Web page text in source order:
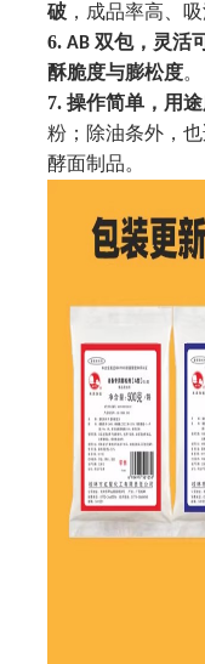
破 ，成品率高、吸
6. AB 双包，灵活
酥脆度与膨松度。
7. 操作简单，用
粉；除油条外，
酵面制品。